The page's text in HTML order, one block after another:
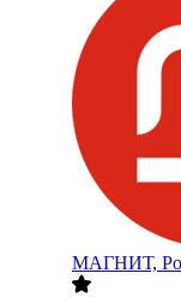
МАГНИТ,